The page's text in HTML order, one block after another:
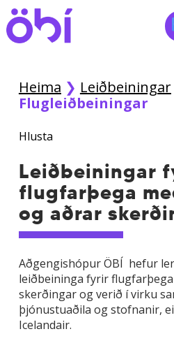
Skip
to
main
Heima ❯ Leiðbeiningar
Flugleiðbeiningar
Hlusta
Leiðbeiningar
flugfarþega
og aðrar
Aðgengishópur ÖBÍ hefur
leiðbeininga fyrir
skerðingar og verið í virku
þjónustuaðila og stofnanir,
Icelandair.